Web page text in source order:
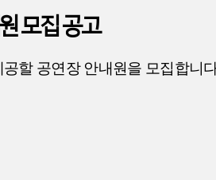
모집 공고
공할 공연장 안내원을 모집합니